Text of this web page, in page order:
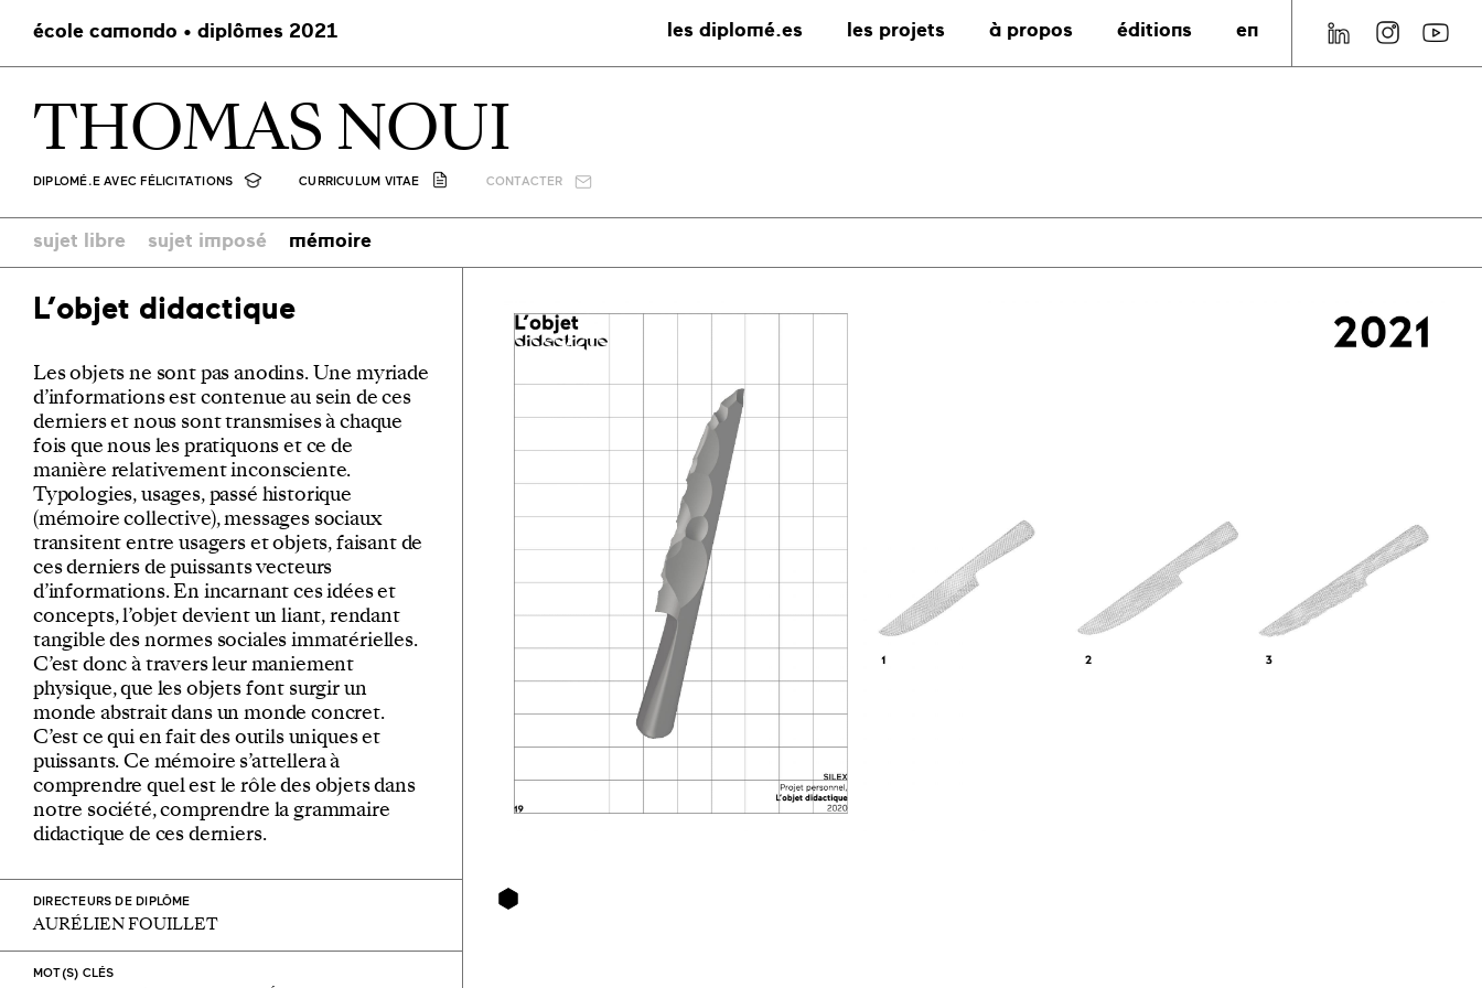
école camondo • diplômes 2021 les diplomé.es les projets à propos éditions en
THOMAS NOUI
DIPLOMÉ.E AVEC FÉLICITATIONS CURRICULUM VITAE CONTACTER
sujet libre sujet imposé mémoire
L’objet didactique
Les objets ne sont pas anodins. Une myriade
d’informations est contenue au sein de ces
derniers et nous sont transmises à chaque
fois que nous les pratiquons et ce de
manière relativement inconsciente.
Typologies, usages, passé historique
(mémoire collective), messages sociaux
transitent entre usagers et objets, faisant de
ces derniers de puissants vecteurs
d’informations. En incarnant ces idées et
concepts, l’objet devient un liant, rendant
tangible des normes sociales immatérielles.
C’est donc à travers leur maniement
physique, que les objets font surgir un
monde abstrait dans un monde concret.
C’est ce qui en fait des outils uniques et
puissants. Ce mémoire s’attellera à
comprendre quel est le rôle des objets dans
notre société, comprendre la grammaire
didactique de ces derniers.
DIRECTEURS DE DIPLÔME
AURÉLIEN FOUILLET
MOT(S) CLÉS